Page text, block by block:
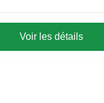
Voir les détails